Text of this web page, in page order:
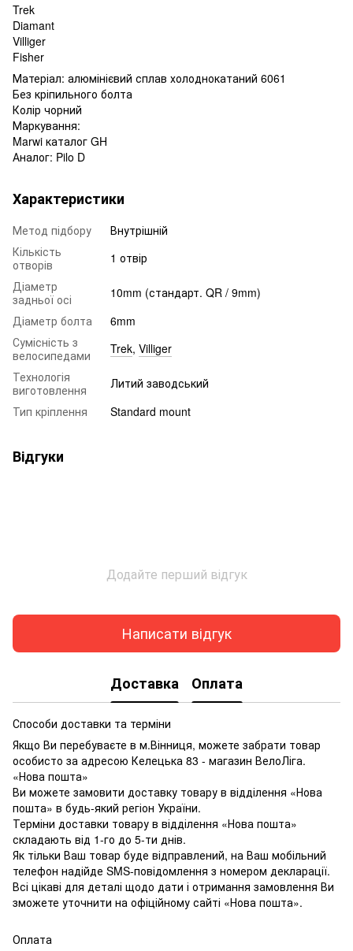
Trek
Diamant
Villiger
Fisher
Матеріал: алюмінієвий сплав холоднокатаний 6061
Без кріпильного болта
Колір чорний
Маркування:
Marwi каталог GH
Аналог: Pilo D
Характеристики
Метод підбору
Внутрішній
Кількість
отворів
1 отвір
Діаметр
задньої осі
10mm (стандарт. QR / 9mm)
Діаметр болта
6mm
Сумісність з
велосипедами
Trek, Villiger
Технологія
виготовлення
Литий заводський
Тип кріплення
Standard mount
Відгуки
Додайте перший відгук
Написати відгук
Доставка Оплата
Способи доставки та терміни
Якщо Ви перебуваєте в м.Вінниця, можете забрати товар
особисто за адресою Келецька 83 - магазин ВелоЛіга.
«Нова пошта»
Ви можете замовити доставку товару в відділення «Нова
пошта» в будь-який регіон України.
Терміни доставки товару в відділення «Нова пошта»
складають від 1-го до 5-ти днів.
Як тільки Ваш товар буде відправлений, на Ваш мобільний
телефон надійде SMS-повідомлення з номером декларації.
Всі цікаві для деталі щодо дати і отримання замовлення Ви
зможете уточнити на офіційному сайті «Нова пошта».
Оплата